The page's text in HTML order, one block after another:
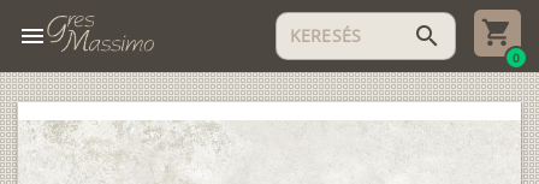
menu search
0